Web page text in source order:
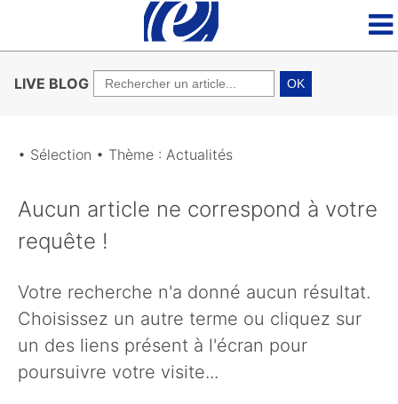
LIVE BLOG OK
• Sélection • Thème : Actualités
Aucun article ne correspond à votre
requête !
Votre recherche n'a donné aucun résultat.
Choisissez un autre terme ou cliquez sur
un des liens présent à l'écran pour
poursuivre votre visite...